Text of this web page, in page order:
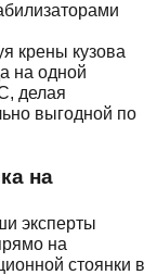
крены кузова
на одной
делая
выгодной по
на
эксперты
на
стоянки в